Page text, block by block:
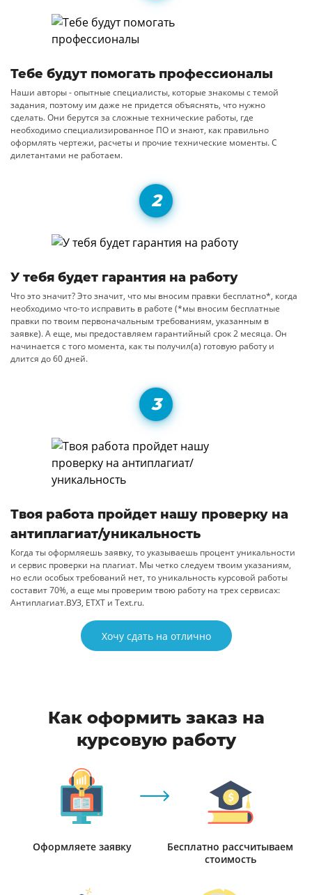
Тебе будут помогать профессионалы
Наши авторы - опытные специалисты, которые знакомы с темой
задания, поэтому им даже не придется объяснять, что нужно
сделать. Они берутся за сложные технические работы, где
необходимо специализированное ПО и знают, как правильно
оформлять чертежи, расчеты и прочие технические моменты. С
дилетантами не работаем.
У тебя будет гарантия на работу
Что это значит? Это значит, что мы вносим правки бесплатно*, когда
необходимо что-то исправить в работе (*мы вносим бесплатные
правки по твоим первоначальным требованиям, указанным в
заявке). А еще, мы предоставляем гарантийный срок 2 месяца. Он
начинается с того момента, как ты получил(а) готовую работу и
длится до 60 дней.
Твоя работа пройдет нашу проверку на
антиплагиат/уникальность
Когда ты оформляешь заявку, то указываешь процент уникальности
и сервис проверки на плагиат. Мы четко следуем твоим указаниям,
но если особых требований нет, то уникальность курсовой работы
составит 70%, а еще мы проверим твою работу на трех сервисах:
Антиплагиат.ВУЗ, ETXT и Text.ru.
Хочу сдать на отлично
Как оформить заказ на
курсовую работу
Оформляете заявку
Бесплатно рассчитываем
стоимость